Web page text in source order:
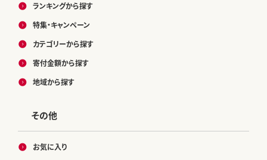
ランキングから探す
特集・キャンペーン
カテゴリーから探す
寄付金額から探す
地域から探す
その他
お気に入り